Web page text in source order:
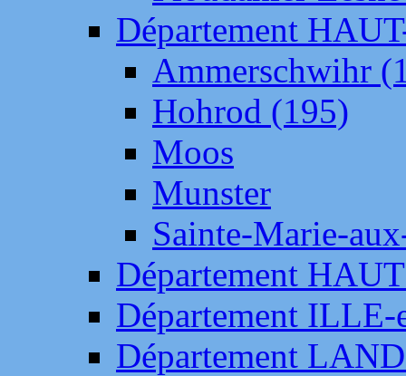
Département
Ammerschwihr
Hohrod (195)
Moos
Munster
Sainte-Marie-
Département
Département
Département